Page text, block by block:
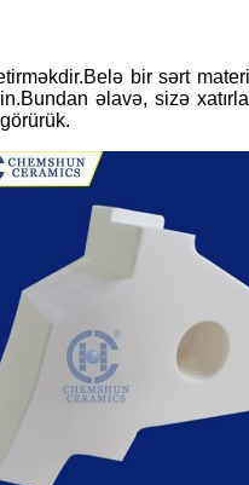
bir sərt
əlavə, sizə